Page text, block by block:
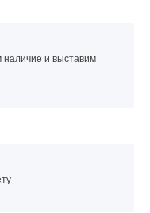
наличие и выставим